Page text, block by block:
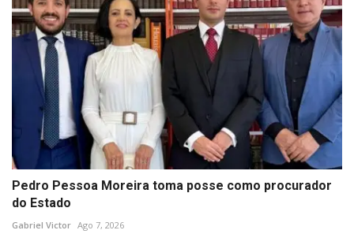
Pedro Pessoa Moreira toma posse como procurador
do Estado
Gabriel Victor Ago 7, 2026